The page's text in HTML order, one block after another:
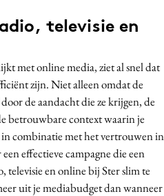
televisie en
met online media, ziet al snel dat
zijn. Niet alleen omdat de
de aandacht die ze krijgen, de
betrouwbare context waarin je
combinatie met het vertrouwen in
effectieve campagne die een
en online bij Ster slim te
uit je mediabudget dan wanneer